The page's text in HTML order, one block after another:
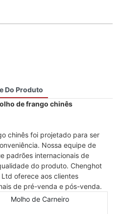
Do Produto
de frango chinês
chinês foi projetado para ser
Nossa equipe de
padrões internacionais de
do produto. Chenghot
oferece aos clientes
de pré-venda e pós-venda.
Molho de Carneiro